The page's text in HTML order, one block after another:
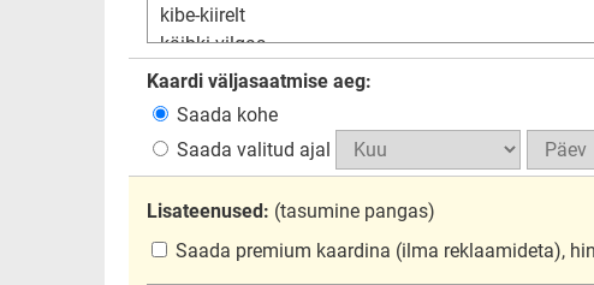
Kaardi väljasaatmise aeg:
Saada kohe
Saada valitud ajal
Lisateenused: (tasumine pangas)
Saada premium kaardina (ilma reklaamideta),